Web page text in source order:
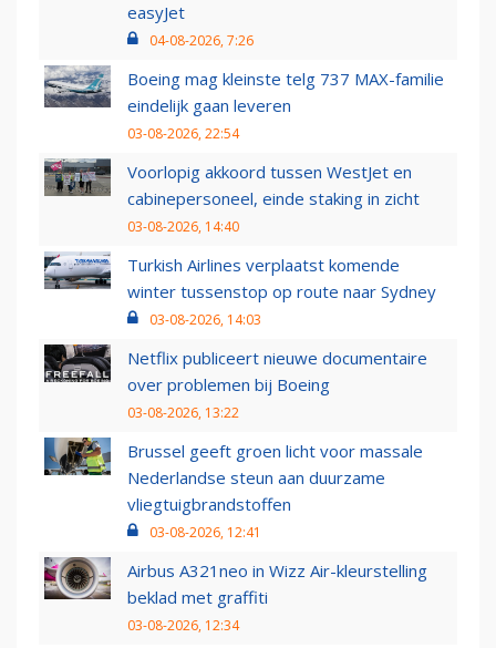
easyJet
04-08-2026, 7:26
Boeing mag kleinste telg 737 MAX-familie
eindelijk gaan leveren
03-08-2026, 22:54
Voorlopig akkoord tussen WestJet en
cabinepersoneel, einde staking in zicht
03-08-2026, 14:40
Turkish Airlines verplaatst komende
winter tussenstop op route naar Sydney
03-08-2026, 14:03
Netflix publiceert nieuwe documentaire
over problemen bij Boeing
03-08-2026, 13:22
Brussel geeft groen licht voor massale
Nederlandse steun aan duurzame
vliegtuigbrandstoffen
03-08-2026, 12:41
Airbus A321neo in Wizz Air-kleurstelling
beklad met graffiti
03-08-2026, 12:34